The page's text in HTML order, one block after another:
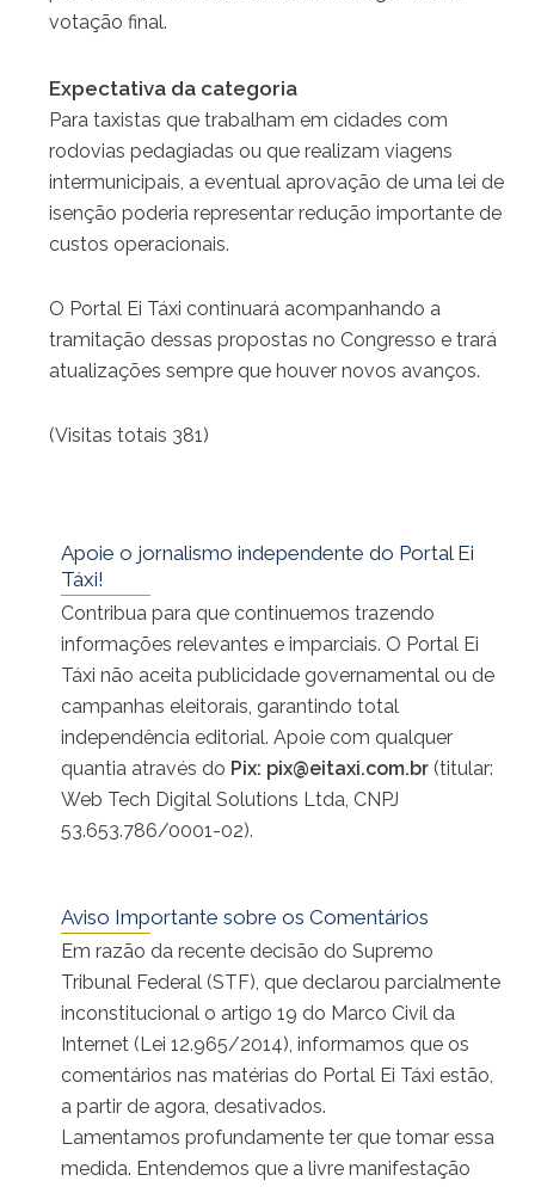
votação final.
Expectativa da categoria
Para taxistas que trabalham em cidades com
rodovias pedagiadas ou que realizam viagens
intermunicipais, a eventual aprovação de uma lei de
isenção poderia representar redução importante de
custos operacionais.
O Portal Ei Táxi continuará acompanhando a
tramitação dessas propostas no Congresso e trará
atualizações sempre que houver novos avanços.
(Visitas totais 381)
Apoie o jornalismo independente do Portal Ei
Táxi!
Contribua para que continuemos trazendo
informações relevantes e imparciais. O Portal Ei
Táxi não aceita publicidade governamental ou de
campanhas eleitorais, garantindo total
independência editorial. Apoie com qualquer
quantia através do Pix: pix@eitaxi.com.br (titular:
Web Tech Digital Solutions Ltda, CNPJ
53.653.786/0001-02).
Aviso Importante sobre os Comentários
Em razão da recente decisão do Supremo
Tribunal Federal (STF), que declarou parcialmente
inconstitucional o artigo 19 do Marco Civil da
Internet (Lei 12.965/2014), informamos que os
comentários nas matérias do Portal Ei Táxi estão,
a partir de agora, desativados.
Lamentamos profundamente ter que tomar essa
medida. Entendemos que a livre manifestação